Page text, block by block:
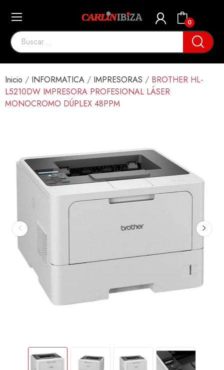
0
Inicio INFORMATICA IMPRESORAS
BROTHER HL-
L5210DW IMPRESORA PROFESIONAL LÁSER
MONOCROMO DÚPLEX 48PPM